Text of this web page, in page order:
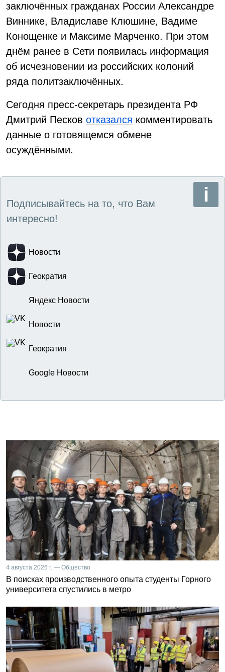
заключённых гражданах России Александре
Виннике, Владиславе Клюшине, Вадиме
Конощенке и Максиме Марченко. При этом
днём ранее в Сети появилась информация
об исчезновении из российских колоний
ряда политзаключённых.
Сегодня пресс-секретарь президента РФ
Дмитрий Песков отказался комментировать
данные о готовящемся обмене
осуждёнными.
Подписывайтесь на то, что Вам
интересно!
Новости
Геократия
Яндекс Новости
Новости
Геократия
Google Новости
4 августа 2026 г. — Общество
В поисках производственного опыта студенты Горного
университета спустились в метро